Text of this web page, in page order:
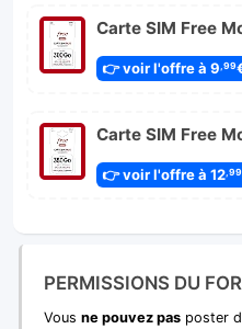
Carte SIM Free
👉 voir l'offre à 9 ,99
Carte SIM Free
👉 voir l'offre à 12,99
PERMISSIONS DU
Vous ne pouvez pas poster